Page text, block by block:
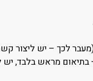
– יש ליצור קשר טלפוני
מראש בלבד, יש ליצור